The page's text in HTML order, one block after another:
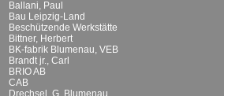
Ballani, Paul
Bau Leipzig-Land
Beschützende Werkstätte
Bittner, Herbert
BK-fabrik Blumenau, VEB
Brandt jr., Carl
BRIO AB
CAB
Drechsel, G. Blumenau